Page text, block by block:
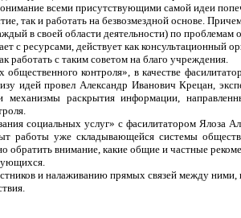
всеми присутствующими самой идеи
так и работать на безвозмездной основе.
в своей области деятельности) по проблемам
с ресурсами, действует как консультационный
работать с таким советом на благо учреждения.
контроля», в качестве
идей провел Александр Иванович Крецан,
механизмы раскрытия информации,
социальных услуг» с фасилитатором Ялоза
работы уже складывающейся системы
обратить внимание, какие общие и частные
и налаживанию прямых связей между ними,